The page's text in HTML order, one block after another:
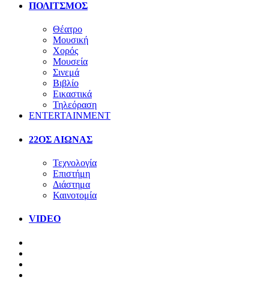
ΠΟΛΙΤΣΜΟΣ
Θέατρο
Μουσική
Χορός
Μουσεία
Σινεμά
Βιβλίο
Εικαστικά
Τηλεόραση
ENTERTAINMENT
22ΟΣ ΑΙΩΝΑΣ
Τεχνολογία
Επιστήμη
Διάστημα
Καινοτομία
VIDEO